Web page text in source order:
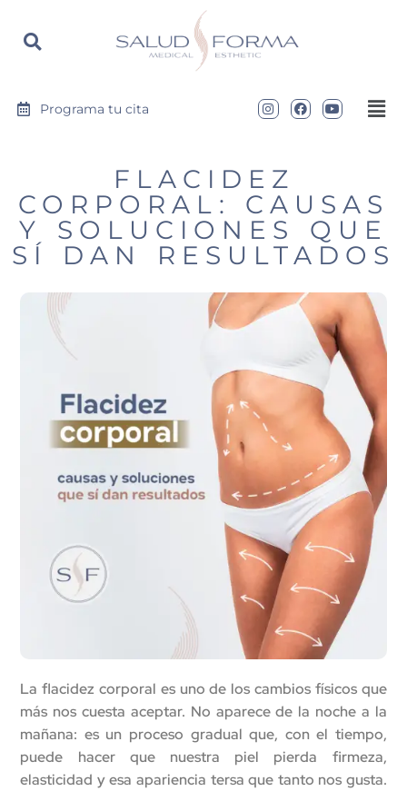
https://saludyformamedical.com
Programa tu cita
FLACIDEZ
CORPORAL: CAUSAS
Y SOLUCIONES QUE
SÍ DAN RESULTADOS
La flacidez corporal es uno de los cambios físicos que
más nos cuesta aceptar. No aparece de la noche a la
mañana: es un proceso gradual que, con el tiempo,
puede hacer que nuestra piel pierda firmeza,
elasticidad y esa apariencia tersa que tanto nos gusta.